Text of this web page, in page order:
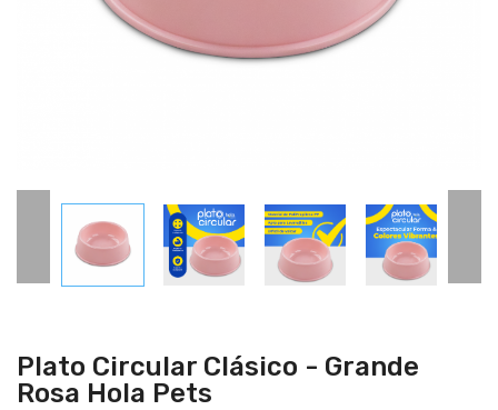
Plato Circular Clásico - Grande
Rosa Hola Pets